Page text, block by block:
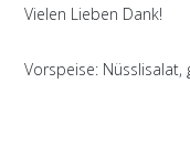
Vielen Lieben Dank!
Vorspeise: